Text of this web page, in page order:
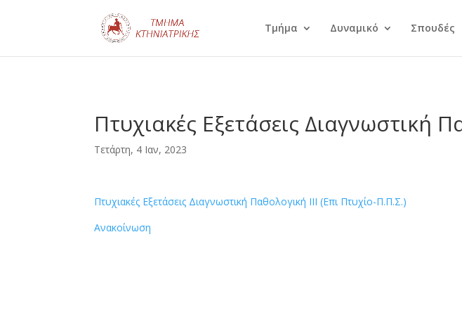
Τμήμα Δυναμικό Σπουδές
Πτυχιακές Εξετάσεις Διαγνωστική
Τετάρτη, 4 Ιαν, 2023
Πτυχιακές Εξετάσεις Διαγνωστική Παθολογική ΙΙΙ (Επι Πτυχίο-Π.Π.Σ.)
Ανακοίνωση